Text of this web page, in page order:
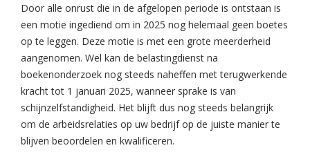
Door alle onrust die in de afgelopen periode is ontstaan is
een motie ingediend om in 2025 nog helemaal geen boetes
op te leggen. Deze motie is met een grote meerderheid
aangenomen. Wel kan de belastingdienst na
boekenonderzoek nog steeds naheffen met terugwerkende
kracht tot 1 januari 2025, wanneer sprake is van
schijnzelfstandigheid. Het blijft dus nog steeds belangrijk
om de arbeidsrelaties op uw bedrijf op de juiste manier te
blijven beoordelen en kwalificeren.